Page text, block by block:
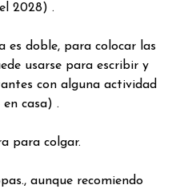
2028) .
es doble, para colocar las
usarse para escribir y
con alguna actividad
casa) .
para colgar.
aunque recomiendo